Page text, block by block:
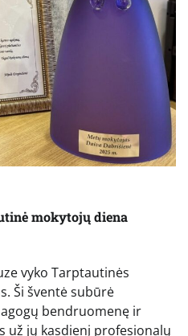
mokytojų diena
vyko Tarptautinės
Ši šventė subūrė
bendruomenę ir
už jų kasdienį profesionalų